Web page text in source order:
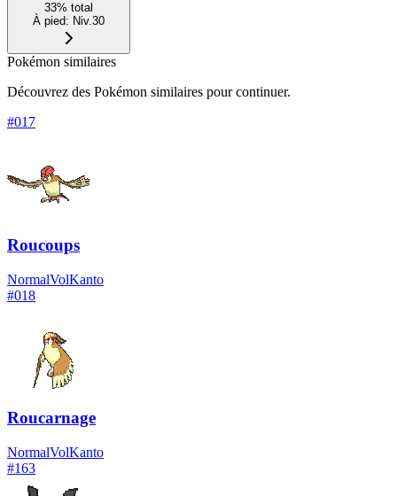
33% total
À pied: Niv.30
Pokémon similaires
Découvrez des Pokémon similaires pour continuer.
#017
Roucoups
NormalVolKanto
#018
Roucarnage
NormalVolKanto
#163